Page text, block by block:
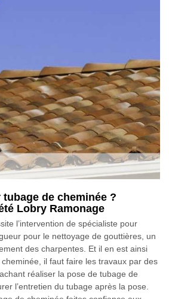
de cheminée ?
Lobry Ramonage
l’intervention de spécialiste pour
pour le nettoyage de gouttières, un
des charpentes. Et il en est ainsi
il faut faire les travaux par des
réaliser la pose de tubage de
l’entretien du tubage après la pose.